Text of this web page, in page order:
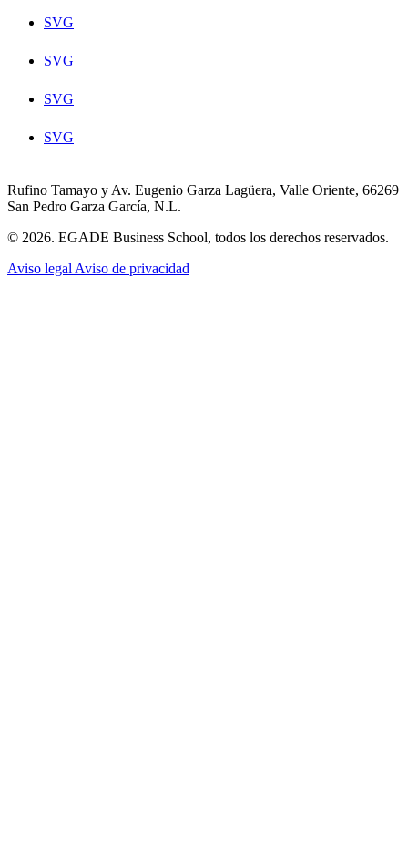
SVG
SVG
SVG
SVG
Rufino Tamayo y Av. Eugenio Garza Lagüera, Valle Oriente, 66269
San Pedro Garza García, N.L.
© 2026. EGADE Business School, todos los derechos reservados.
Aviso legal Aviso de privacidad